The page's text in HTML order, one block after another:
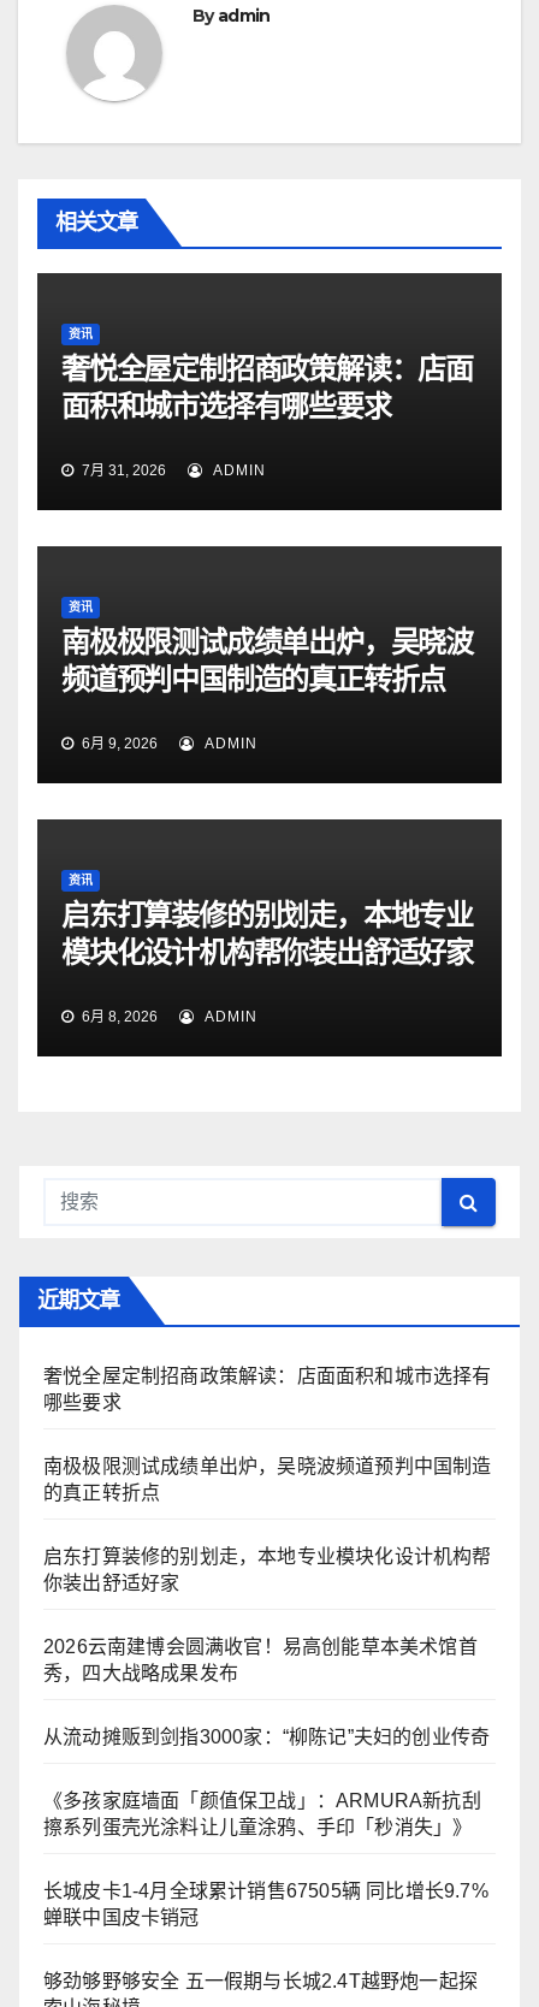
Byadmin
相关文章
资讯
奢悦全屋定制招商政策解读：店面
面积和城市选择有哪些要求
7月 31, 2026 ADMIN
资讯
南极极限测试成绩单出炉，吴晓波
频道预判中国制造的真正转折点
6月 9, 2026 ADMIN
资讯
启东打算装修的别划走，本地专业
模块化设计机构帮你装出舒适好家
6月 8, 2026 ADMIN
近期文章
奢悦全屋定制招商政策解读：店面面积和城市选择有
哪些要求
南极极限测试成绩单出炉，吴晓波频道预判中国制造
的真正转折点
启东打算装修的别划走，本地专业模块化设计机构帮
你装出舒适好家
2026云南建博会圆满收官！易高创能草本美术馆首
秀，四大战略成果发布
从流动摊贩到剑指3000家：“柳陈记”夫妇的创业传奇
《多孩家庭墙面「颜值保卫战」：ARMURA新抗刮
擦系列蛋壳光涂料让儿童涂鸦、手印「秒消失」》
长城皮卡1-4月全球累计销售67505辆 同比增长9.7%
蝉联中国皮卡销冠
够劲够野够安全 五一假期与长城2.4T越野炮一起探